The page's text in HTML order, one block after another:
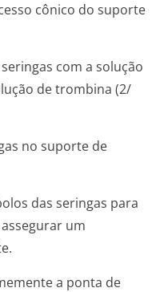
cônico do suporte
com a solução
de trombina (2/
no suporte de
das seringas para
um
a ponta de